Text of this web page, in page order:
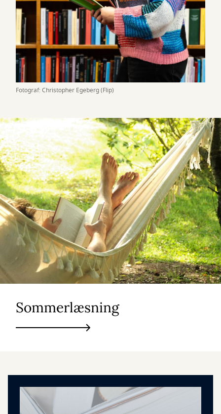
Fotograf: Christopher Egeberg (Flip)
Sommerlæsning